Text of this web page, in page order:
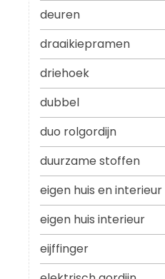
deuren
draaikiepramen
driehoek
dubbel
duo rolgordijn
duurzame stoffen
eigen huis en interieur
eigen huis interieur
eijffinger